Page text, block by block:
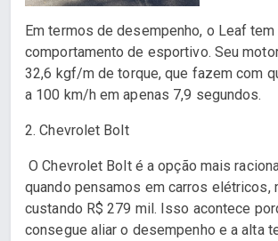
Em termos de desempenho, o Leaf tem
comportamento de esportivo. Seu
32,6 kgf/m de torque, que fazem com
a 100 km/h em apenas 7,9 segundos.
2. Chevrolet Bolt
O Chevrolet Bolt é a opção mais
quando pensamos em carros elétricos,
custando R$ 279 mil. Isso acontece
consegue aliar o desempenho e a alta